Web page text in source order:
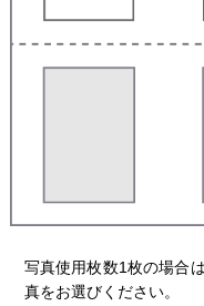
写真使用枚数1枚の場合
真をお選びください。